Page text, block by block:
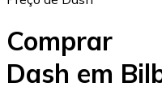
Comprar
Dash em